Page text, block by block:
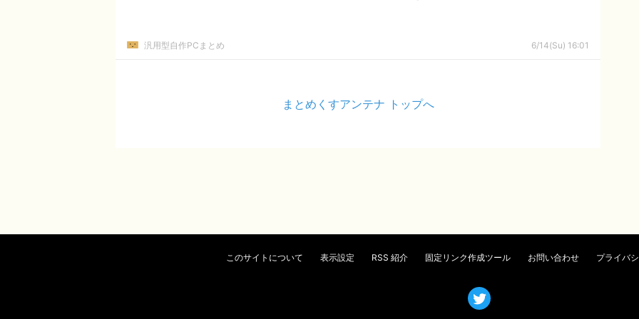
汎用型自作PCまとめ 6/14(Su) 16:01
まとめくすアンテナ トップへ
このサイトについて 表示設定 RSS 紹介 固定リンク作成ツール お問い合わせ プライバ